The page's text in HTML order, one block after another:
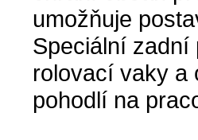
umožňuje
Speciální zadní
rolovací vaky a
pohodlí na